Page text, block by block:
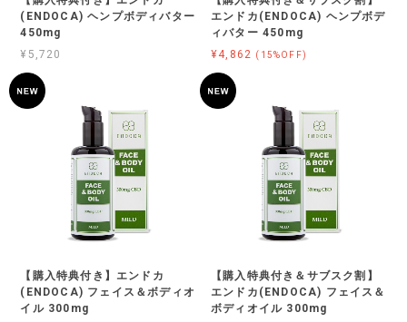
(ENDOCA) ヘンプボディバター
450mg
¥5,720
エンドカ(ENDOCA) ヘンプボデ
ィバター 450mg
¥4,862 (15%OFF)
【購入特典付き】エンドカ
(ENDOCA) フェイス＆ボディオ
イル 300mg
【購入特典付き＆サブスク割】
エンドカ(ENDOCA) フェイス＆
ボディオイル 300mg